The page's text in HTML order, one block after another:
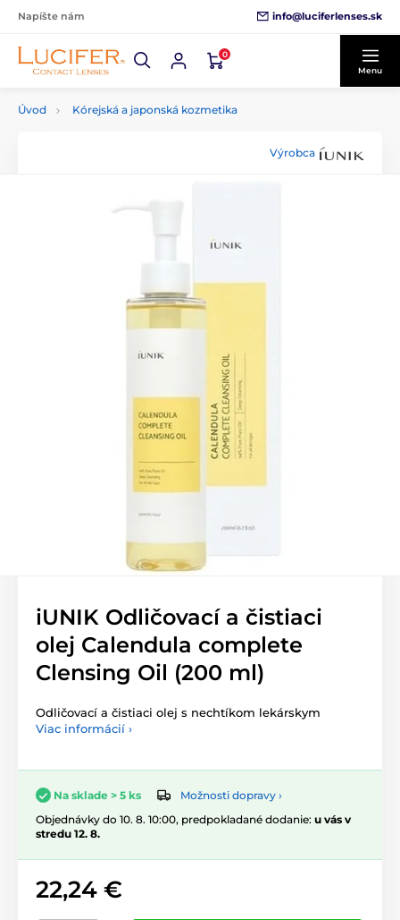
Napíšte nám info@luciferlenses.sk
0
Menu
Úvod Kórejská a japonská kozmetika
Výrobca
iUNIK Odličovací a čistiaci
olej Calendula complete
Clensing Oil (200 ml)
Odličovací a čistiaci olej s nechtíkom lekárskym
Viac informácií ›
Na sklade > 5 ks
Možnosti dopravy ›
Objednávky do 10. 8. 10:00, predpokladané dodanie: u vás v
stredu 12. 8.
22,24 €